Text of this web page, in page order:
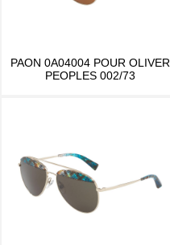
PAON 0A04004 POUR OLIVER
PEOPLES 002/73